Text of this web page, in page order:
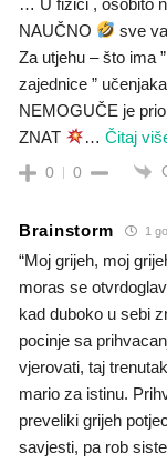
… U fizici , osobito
NAUČNO
sve
Za utjehu – što ima
zajednice ” učenjaka
NEMOGUČE je
ZNAT
…Čitaj
0 0
Brainstorm 1
“Moj grijeh, moj
moras se
kad duboko u sebi
pocinje sa
vjerovati, taj
mario za istinu.
preveliki grijeh
savjesti, pa rob